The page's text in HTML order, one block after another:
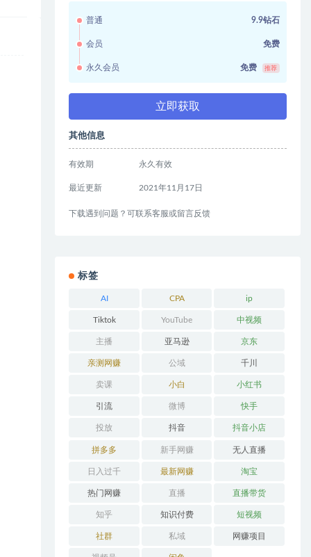
普通 9.9钻石
会员 免费
永久会员 免费 推荐
立即获取
其他信息
有效期 永久有效
最近更新 2021年11月17日
下载遇到问题？可联系客服或留言反馈
标签
AI CPA ip
Tiktok YouTube 中视频
主播 亚马逊 京东
亲测网赚 公域 千川
卖课 小白 小红书
引流 微博 快手
投放 抖音 抖音小店
拼多多 新手网赚 无人直播
日入过千 最新网赚 淘宝
热门网赚 直播 直播带货
知乎 知识付费 短视频
社群 私域 网赚项目